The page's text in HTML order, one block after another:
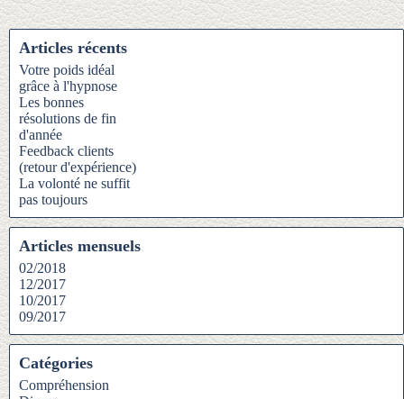
Articles récents
Votre poids idéal
grâce à l'hypnose
Les bonnes
résolutions de fin
d'année
Feedback clients
(retour d'expérience)
La volonté ne suffit
pas toujours
Articles mensuels
02/2018
12/2017
10/2017
09/2017
Catégories
Compréhension